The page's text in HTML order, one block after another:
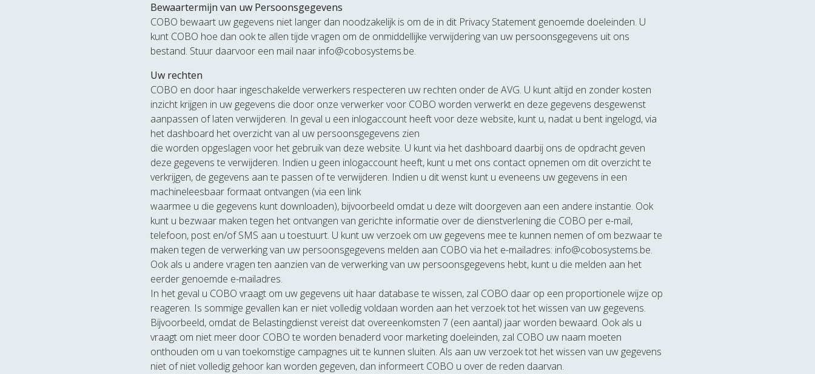
Bewaartermijn van uw Persoonsgegevens
COBO bewaart uw gegevens niet langer dan noodzakelijk is om de in dit Privacy Statement genoemde doeleinden. U
kunt COBO hoe dan ook te allen tijde vragen om de onmiddellijke verwijdering van uw persoonsgegevens uit ons
bestand. Stuur daarvoor een mail naar info@cobosystems.be.
Uw rechten
COBO en door haar ingeschakelde verwerkers respecteren uw rechten onder de AVG. U kunt altijd en zonder kosten
inzicht krijgen in uw gegevens die door onze verwerker voor COBO worden verwerkt en deze gegevens desgewenst
aanpassen of laten verwijderen. In geval u een inlogaccount heeft voor deze website, kunt u, nadat u bent ingelogd, via
het dashboard het overzicht van al uw persoonsgegevens zien
die worden opgeslagen voor het gebruik van deze website. U kunt via het dashboard daarbij ons de opdracht geven
deze gegevens te verwijderen. Indien u geen inlogaccount heeft, kunt u met ons contact opnemen om dit overzicht te
verkrijgen, de gegevens aan te passen of te verwijderen. Indien u dit wenst kunt u eveneens uw gegevens in een
machineleesbaar formaat ontvangen (via een link
waarmee u die gegevens kunt downloaden), bijvoorbeeld omdat u deze wilt doorgeven aan een andere instantie. Ook
kunt u bezwaar maken tegen het ontvangen van gerichte informatie over de dienstverlening die COBO per e-mail,
telefoon, post en/of SMS aan u toestuurt. U kunt uw verzoek om uw gegevens mee te kunnen nemen of om bezwaar te
maken tegen de verwerking van uw persoonsgegevens melden aan COBO via het e-mailadres: info@cobosystems.be.
Ook als u andere vragen ten aanzien van de verwerking van uw persoonsgegevens hebt, kunt u die melden aan het
eerder genoemde e-mailadres.
In het geval u COBO vraagt om uw gegevens uit haar database te wissen, zal COBO daar op een proportionele wijze op
reageren. Is sommige gevallen kan er niet volledig voldaan worden aan het verzoek tot het wissen van uw gegevens.
Bijvoorbeeld, omdat de Belastingdienst vereist dat overeenkomsten 7 (een aantal) jaar worden bewaard. Ook als u
vraagt om niet meer door COBO te worden benaderd voor marketing doeleinden, zal COBO uw naam moeten
onthouden om u van toekomstige campagnes uit te kunnen sluiten. Als aan uw verzoek tot het wissen van uw gegevens
niet of niet volledig gehoor kan worden gegeven, dan informeert COBO u over de reden daarvan.